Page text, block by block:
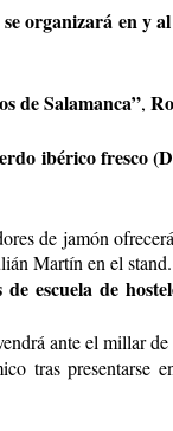
organizará en y
de Salamanca”,
ibérico fresco
de jamón
Martín en el stand.
escuela de
ante el millar
tras presentarse